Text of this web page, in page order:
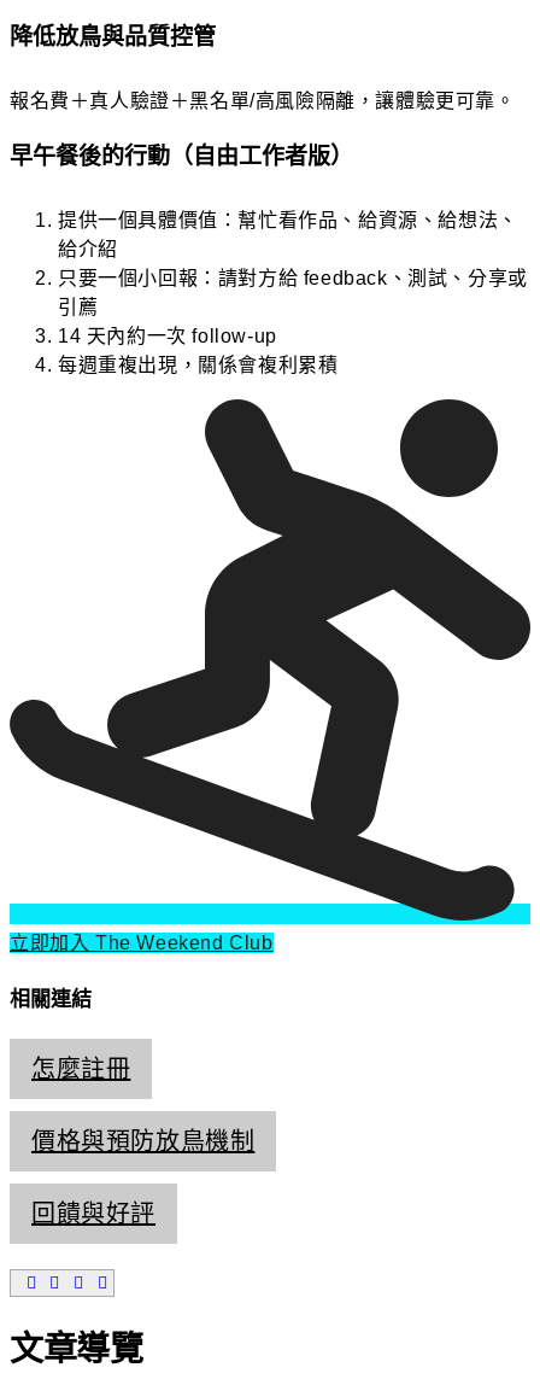
降低放鳥與品質控管
報名費＋真人驗證＋黑名單/高風險隔離，讓體驗更可靠。
早午餐後的行動（自由工作者版）
提供一個具體價值：幫忙看作品、給資源、給想法、
給介紹
只要一個小回報：請對方給 feedback、測試、分享或
引薦
14 天內約一次 follow-up
每週重複出現，關係會複利累積
立即加入 The Weekend Club
相關連結
怎麼註冊
價格與預防放鳥機制
回饋與好評
文章導覽